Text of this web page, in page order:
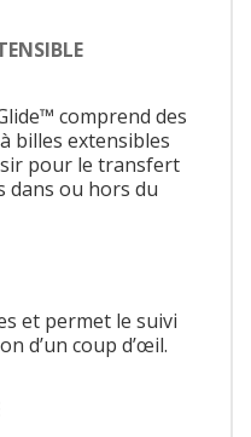
comprend des
billes extensibles
pour le transfert
dans ou hors du
et permet le suivi
d’un coup d’œil.